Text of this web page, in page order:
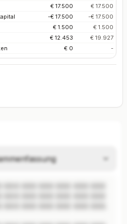
€ 17.500
€ 17.500
-€ 17.500
-€ 17.500
€ 1.500
€ 1.500
€ 12.453
€ 19.927
€ 0 -